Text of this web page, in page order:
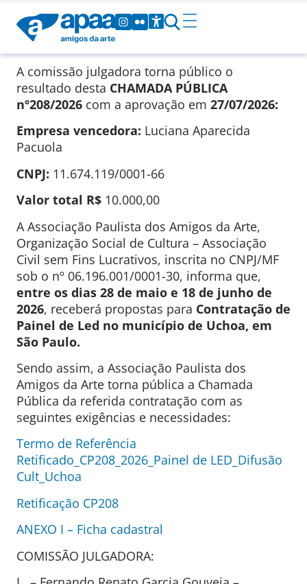
A comissão julgadora torna público o
resultado desta CHAMADA PÚBLICA
nº208/2026 com a aprovação em 27/07/2026:
Empresa vencedora: Luciana Aparecida
Pacuola
CNPJ: 11.674.119/0001-66
Valor total R$ 10.000,00
A Associação Paulista dos Amigos da Arte,
Organização Social de Cultura – Associação
Civil sem Fins Lucrativos, inscrita no CNPJ/MF
sob o nº 06.196.001/0001-30, informa que,
entre os dias 28 de maio e 18 de junho de
2026, receberá propostas para Contratação de
Painel de Led no município de Uchoa​, em
São Paulo.
Sendo assim, a Associação Paulista dos
Amigos da Arte torna pública a Chamada
Pública da referida contratação com as
seguintes exigências e necessidades:
Termo de Referência
Retificado_CP208_2026_Painel de LED_Difusão
Cult_Uchoa
Retificação CP208
ANEXO I – Ficha cadastral
COMISSÃO JULGADORA: